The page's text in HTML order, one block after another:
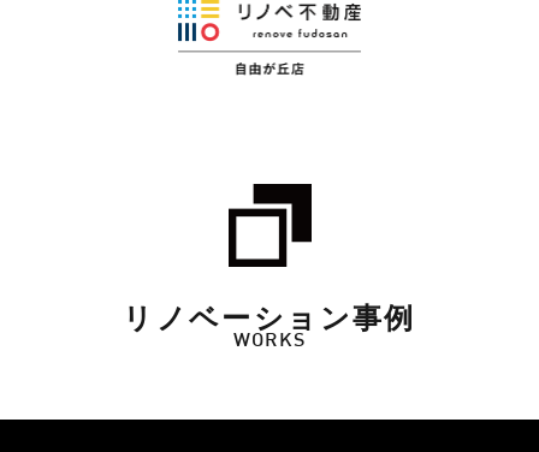
リノベーション事例
WORKS